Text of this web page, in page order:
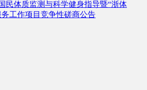
民体质监测与科学健身指导暨“浙体
工作项目竞争性磋商公告